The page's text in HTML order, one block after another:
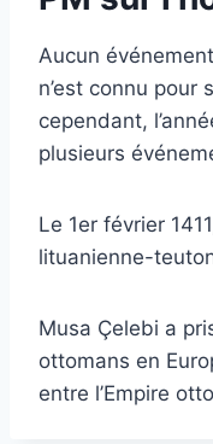
Aucun
n’est connu pour
cependant,
plusieurs
Le 1er février
lituanienne-
Musa Çelebi a
ottomans en
entre l’Empire